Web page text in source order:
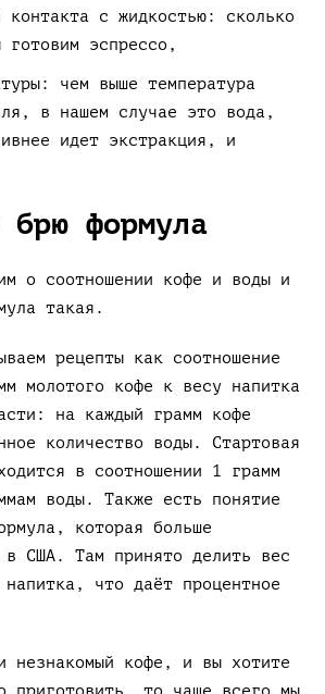
контакта с жидкостью: сколько
готовим эспрессо,
чем выше температура
в нашем случае это вода,
идет экстракция, и
брю формула
о соотношении кофе и воды и
такая.
рецепты как соотношение
молотого кофе к весу напитка
на каждый грамм кофе
количество воды. Стартовая
в соотношении 1 грамм
воды. Также есть понятие
которая больше
в США. Там принято делить вес
что даёт процентное
незнакомый кофе, и вы хотите